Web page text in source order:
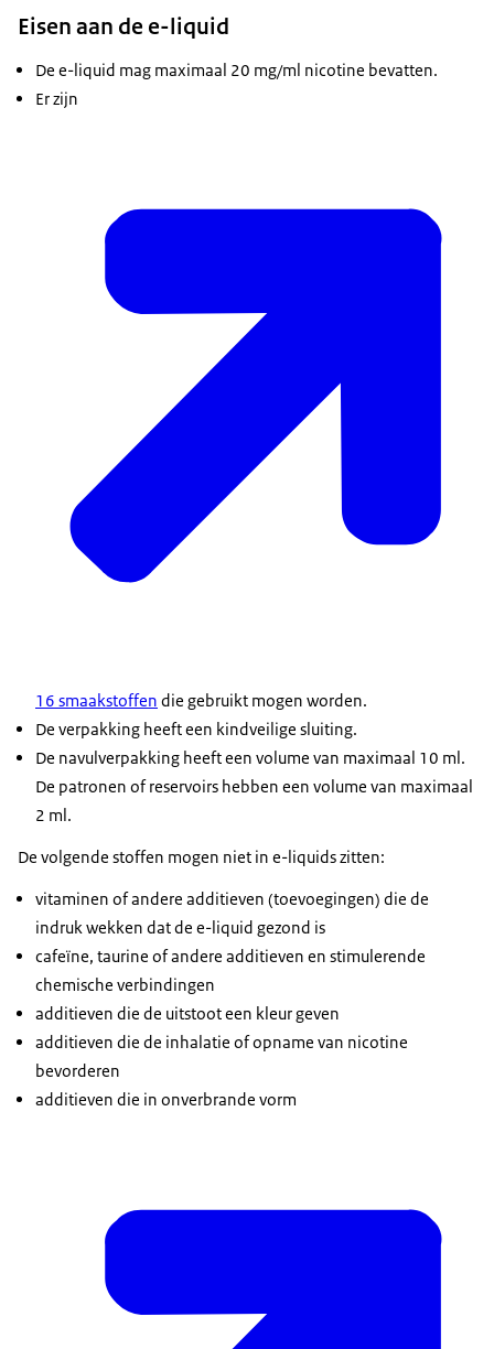
Eisen aan de e-liquid
De e-liquid mag maximaal 20 mg/ml nicotine bevatten.
Er zijn
16 smaakstoffen die gebruikt mogen worden.
De verpakking heeft een kindveilige sluiting.
De navulverpakking heeft een volume van maximaal 10 ml.
De patronen of reservoirs hebben een volume van maximaal
2 ml.
De volgende stoffen mogen niet in e-liquids zitten:
vitaminen of andere additieven (toevoegingen) die de
indruk wekken dat de e-liquid gezond is
cafeïne, taurine of andere additieven en stimulerende
chemische verbindingen
additieven die de uitstoot een kleur geven
additieven die de inhalatie of opname van nicotine
bevorderen
additieven die in onverbrande vorm